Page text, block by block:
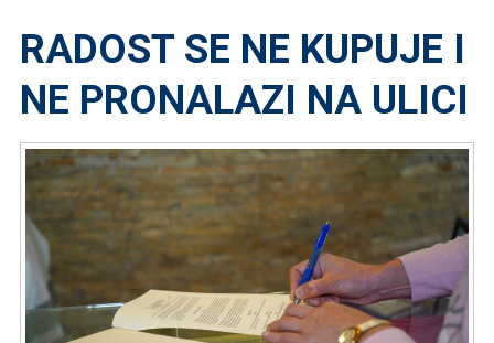
NE
KUPUJE
I
NE
PRONALAZI
NA
RADOST SE NE KUPUJE I
NE PRONALAZI NA ULICI